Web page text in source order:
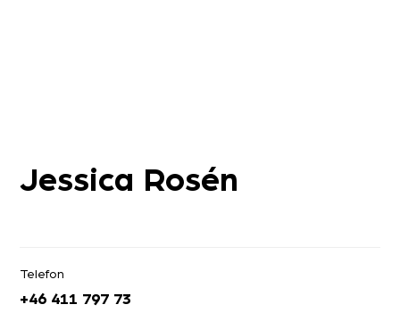
Jessica Rosén
Telefon
+46 411 797 73